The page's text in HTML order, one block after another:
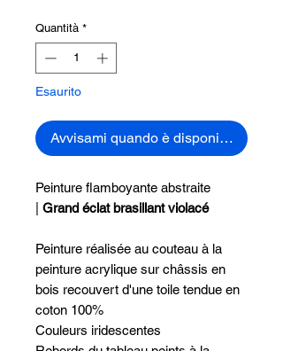
Quantità *
Esaurito
Avvisami quando è disponibile
Peinture flamboyante abstraite
Grand éclat brasillant violacé
Peinture réalisée au couteau à la
peinture acrylique sur châssis en
bois recouvert d'une toile tendue en
coton 100%
Couleurs iridescentes